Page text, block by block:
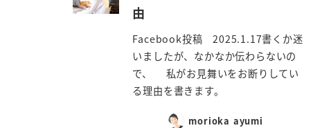
由
Facebook投稿 2025.1.17書くか迷
いましたが、なかなか伝わらないの
で、 私がお見舞いをお断りしてい
る理由を書きます。
morioka ayumi